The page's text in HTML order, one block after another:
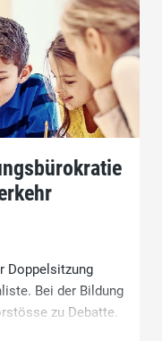
Doppelsitzung
Bei der Bildung
zu Debatte.